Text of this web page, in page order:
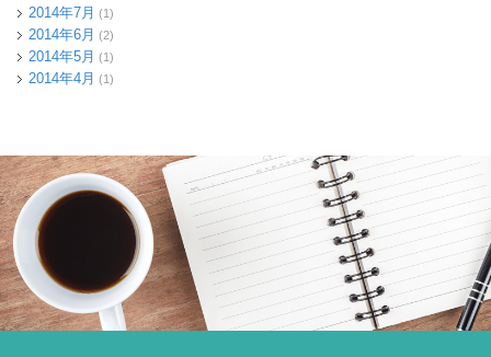
2014年7月 (1)
2014年6月 (2)
2014年5月 (1)
2014年4月 (1)